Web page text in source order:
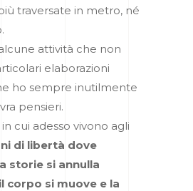
traversate in metro, né
attività che non
elaborazioni
ho sempre inutilmente
pensieri.
cui adesso vivono agli
di libertà dove
storie si annulla
corpo si muove e la